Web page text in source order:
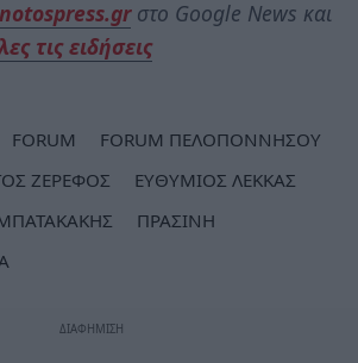
notospress.grστο Google News και
τις ειδήσεις
FORUM
FORUM ΠΕΛΟΠΟΝΝΗΣΟΥ
ΖΕΡΕΦΟΣ
ΕΥΘΥΜΙΟΣ ΛΕΚΚΑΣ
ΠΡΑΣΙΝΗ